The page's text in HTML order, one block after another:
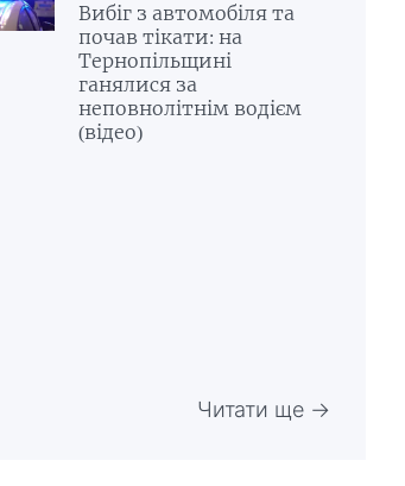
Вибіг з автомобіля та
почав тікати: на
Тернопільщині
ганялися за
неповнолітнім водієм
(відео)
Читати ще →